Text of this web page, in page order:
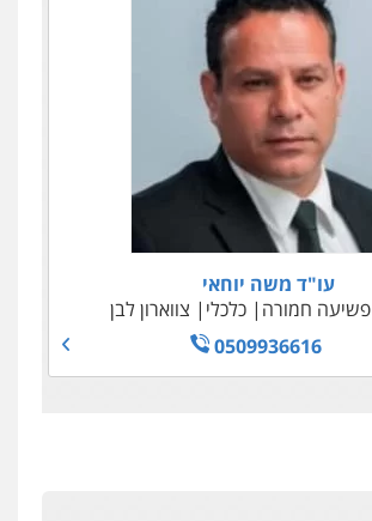
עו"ד משה יוחאי
פשיעה חמורה כלכלי
צווארון לבן
0509936616